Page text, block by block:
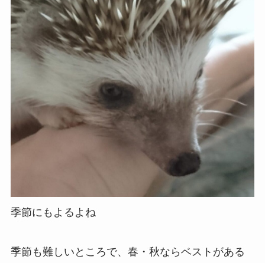
季節にもよるよね
季節も難しいところで、春・秋ならベストがある